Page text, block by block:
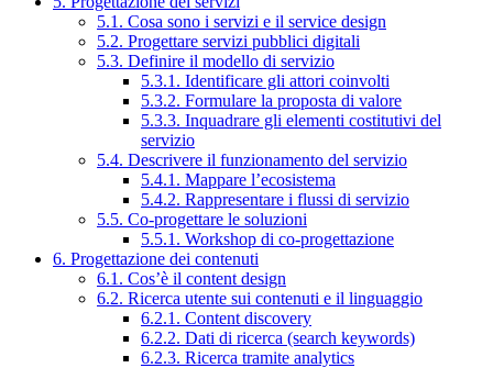
5.1. Cosa sono i servizi e il service design
5.2. Progettare servizi pubblici digitali
5.3. Definire il modello di servizio
5.3.1. Identificare gli attori coinvolti
5.3.2. Formulare la proposta di valore
5.3.3. Inquadrare gli elementi costitutivi del
servizio
5.4. Descrivere il funzionamento del servizio
5.4.1. Mappare l’ecosistema
5.4.2. Rappresentare i flussi di servizio
5.5. Co-progettare le soluzioni
5.5.1. Workshop di co-progettazione
6. Progettazione dei contenuti
6.1. Cos’è il content design
6.2. Ricerca utente sui contenuti e il linguaggio
6.2.1. Content discovery
6.2.2. Dati di ricerca (search keywords)
6.2.3. Ricerca tramite analytics